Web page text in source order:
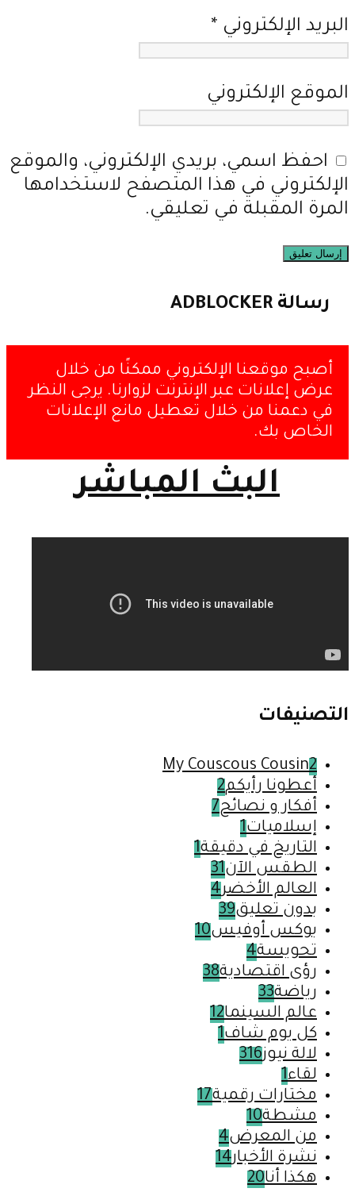
البريد الإلكتروني *
الموقع الإلكتروني
احفظ اسمي، بريدي الإلكتروني، والموقع
الإلكتروني في هذا المتصفح لاستخدامها
المرة المقبلة في تعليقي.
رسالة ADBLOCKER
أصبح موقعنا الإلكتروني ممكنًا من خلال
عرض إعلانات عبر الإنترنت لزوارنا. يرجى النظر
في دعمنا من خلال تعطيل مانع الإعلانات
الخاص بك.
البث المباشر
التصنيفات
My Couscous Cousin2
أعطونا رأيكم2
أفكار و نصائح7
إسلاميات1
التاريخ في دقيقة1
الطقس الآن31
العالم الأخضر4
بدون تعليق39
بوكس أوفيس10
تحويسة4
رؤى اقتصادية38
رياضة33
عالم السينما12
كل يوم شاف1
لالة نيوز316
لقاء1
مختارات رقمية17
مشطة10
من المعرض4
نشرة الأخبار14
هكذا أنا20